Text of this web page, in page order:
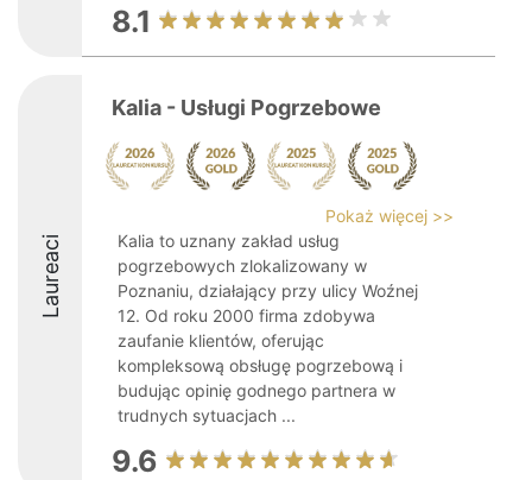
8.1
Laureaci
Kalia - Usługi Pogrzebowe
Pokaż więcej >>
Kalia to uznany zakład usług
pogrzebowych zlokalizowany w
Poznaniu, działający przy ulicy Woźnej
12. Od roku 2000 firma zdobywa
zaufanie klientów, oferując
kompleksową obsługę pogrzebową i
budując opinię godnego partnera w
trudnych sytuacjach ...
9.6